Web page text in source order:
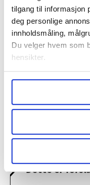
tilgang til informasjon
deg personlige
innholdsmåling,
Du velger hvem som
hensikter.
Undermer infokan
data behandles og
brukes. Du kan hele
samtykke fra
LO Medias
og fontene.no bruker
lære hvordan våre
relevant innhold,
John Magne Tangen,
Dette er